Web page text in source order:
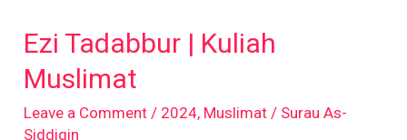
Ezi Tadabbur | Kuliah
Muslimat
Leave a Comment / 2024, Muslimat / Surau As-
Siddiqin
Kuliah